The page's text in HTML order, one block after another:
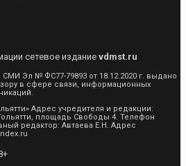
сетевое издание vdmst.ru
Эл № ФС77-79893 от 18.12.2020 г. выдано
в сфере связи, информационных
Адрес учредителя и редакции:
площадь Свободы 4. Телефон
редактор: Автаева Е.Н. Адрес